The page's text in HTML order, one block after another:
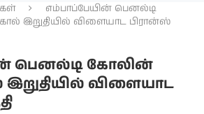
எம்பாப்பேயின் பெனல்டி
இறுதியில் விளையாட பிரான்ஸ்
பெனல்டி கோலின்
விளையாட